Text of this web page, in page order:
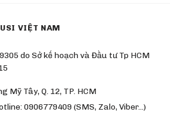
VIỆT NAM
do Sở kế hoạch và Đầu tư Tp HCM
Mỹ Tây, Q. 12, TP. HCM
0906779409 (SMS, Zalo, Viber…)